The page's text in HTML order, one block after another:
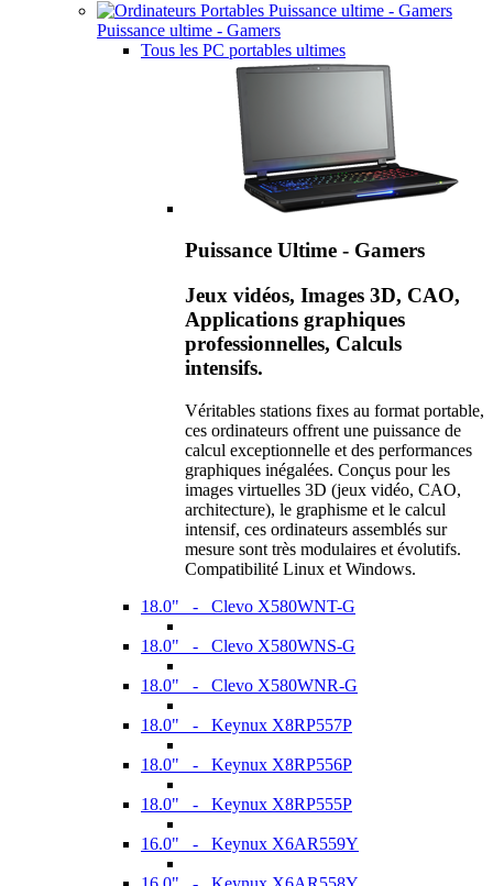
Puissance ultime - Gamers
Tous les PC portables ultimes
Puissance Ultime - Gamers
Jeux vidéos, Images 3D, CAO,
Applications graphiques
professionnelles, Calculs
intensifs.
Véritables stations fixes au format portable,
ces ordinateurs offrent une puissance de
calcul exceptionnelle et des performances
graphiques inégalées. Conçus pour les
images virtuelles 3D (jeux vidéo, CAO,
architecture), le graphisme et le calcul
intensif, ces ordinateurs assemblés sur
mesure sont très modulaires et évolutifs.
Compatibilité Linux et Windows.
18.0" - Clevo X580WNT-G
18.0" - Clevo X580WNS-G
18.0" - Clevo X580WNR-G
18.0" - Keynux X8RP557P
18.0" - Keynux X8RP556P
18.0" - Keynux X8RP555P
16.0" - Keynux X6AR559Y